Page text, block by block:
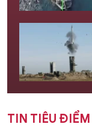
TIN TIÊU ĐIỂM